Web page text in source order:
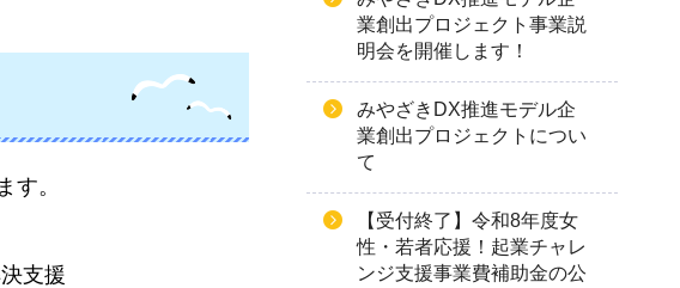
す。
支援
業創出プロジェクト事業説
明会を開催します！
みやざきDX推進モデル企
業創出プロジェクトについ
て
【受付終了】令和8年度女
性・若者応援！起業チャレ
ンジ支援事業費補助金の公